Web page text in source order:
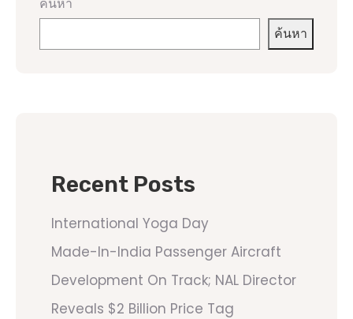
ค้นหา
Recent Posts
International Yoga Day
Made-In-India Passenger Aircraft
Development On Track; NAL Director
Reveals $2 Billion Price Tag